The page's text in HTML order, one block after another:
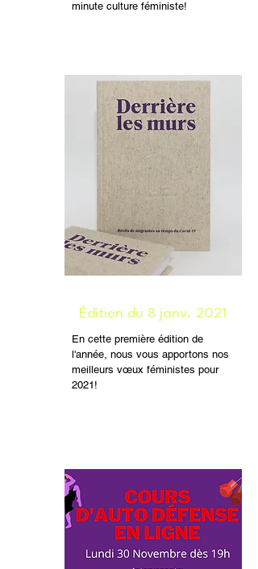
minute culture féministe!
Édition du 8 janv. 2021
En cette première édition de
l'année, nous vous apportons nos
meilleurs vœux féministes pour
2021!